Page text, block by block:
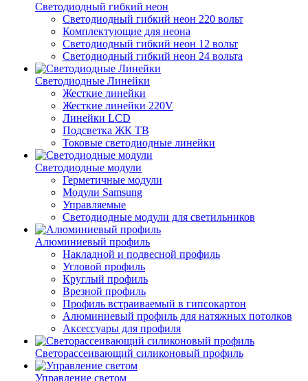
Светодиодный гибкий неон
Светодиодный гибкий неон 220 вольт
Комплектующие для неона
Светодиодный гибкий неон 12 вольт
Светодиодный гибкий неон 24 вольта
Светодиодные Линейки
Жесткие линейки
Жесткие линейки 220V
Линейки LCD
Подсветка ЖК ТВ
Токовые светодиодные линейки
Светодиодные модули
Герметичные модули
Модули Samsung
Управляемые
Светодиодные модули для светильников
Алюминиевый профиль
Накладной и подвесной профиль
Угловой профиль
Круглый профиль
Врезной профиль
Профиль встраиваемый в гипсокартон
Алюминиевый профиль для натяжных потолков
Аксессуары для профиля
Светорассеивающий силиконовый профиль
Управление светом